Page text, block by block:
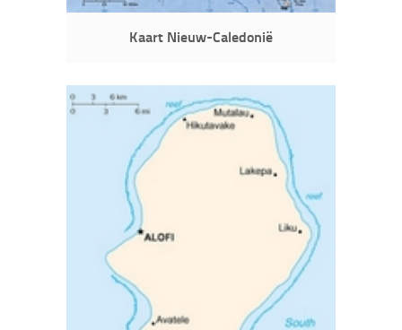
Kaart Nieuw-Caledonië